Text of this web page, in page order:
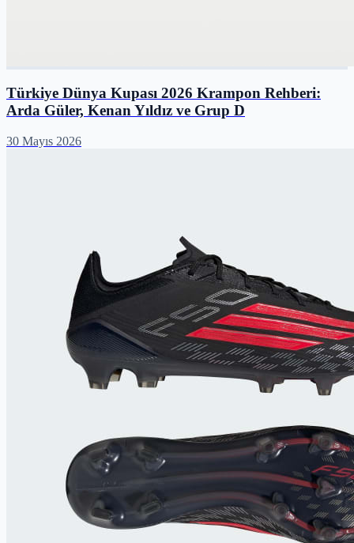
Türkiye Dünya Kupası 2026 Krampon Rehberi:
Arda Güler, Kenan Yıldız ve Grup D
30 Mayıs 2026